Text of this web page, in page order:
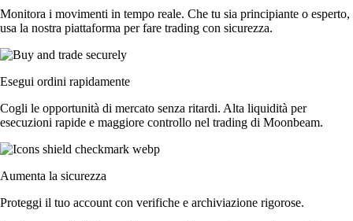
Monitora i movimenti in tempo reale. Che tu sia principiante o esperto,
usa la nostra piattaforma per fare trading con sicurezza.
Esegui ordini rapidamente
Cogli le opportunità di mercato senza ritardi. Alta liquidità per
esecuzioni rapide e maggiore controllo nel trading di Moonbeam.
Aumenta la sicurezza
Proteggi il tuo account con verifiche e archiviazione rigorose.